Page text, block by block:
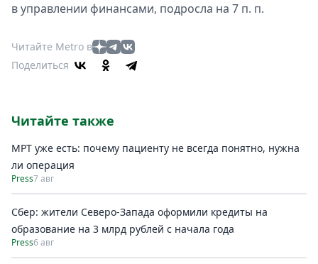
в управлении финансами, подросла на 7 п. п.
Читайте Metro в
Поделиться
Читайте также
МРТ уже есть: почему пациенту не всегда понятно, нужна
ли операция
Press7 авг
Сбер: жители Северо-Запада оформили кредиты на
образование на 3 млрд рублей с начала года
Press6 авг